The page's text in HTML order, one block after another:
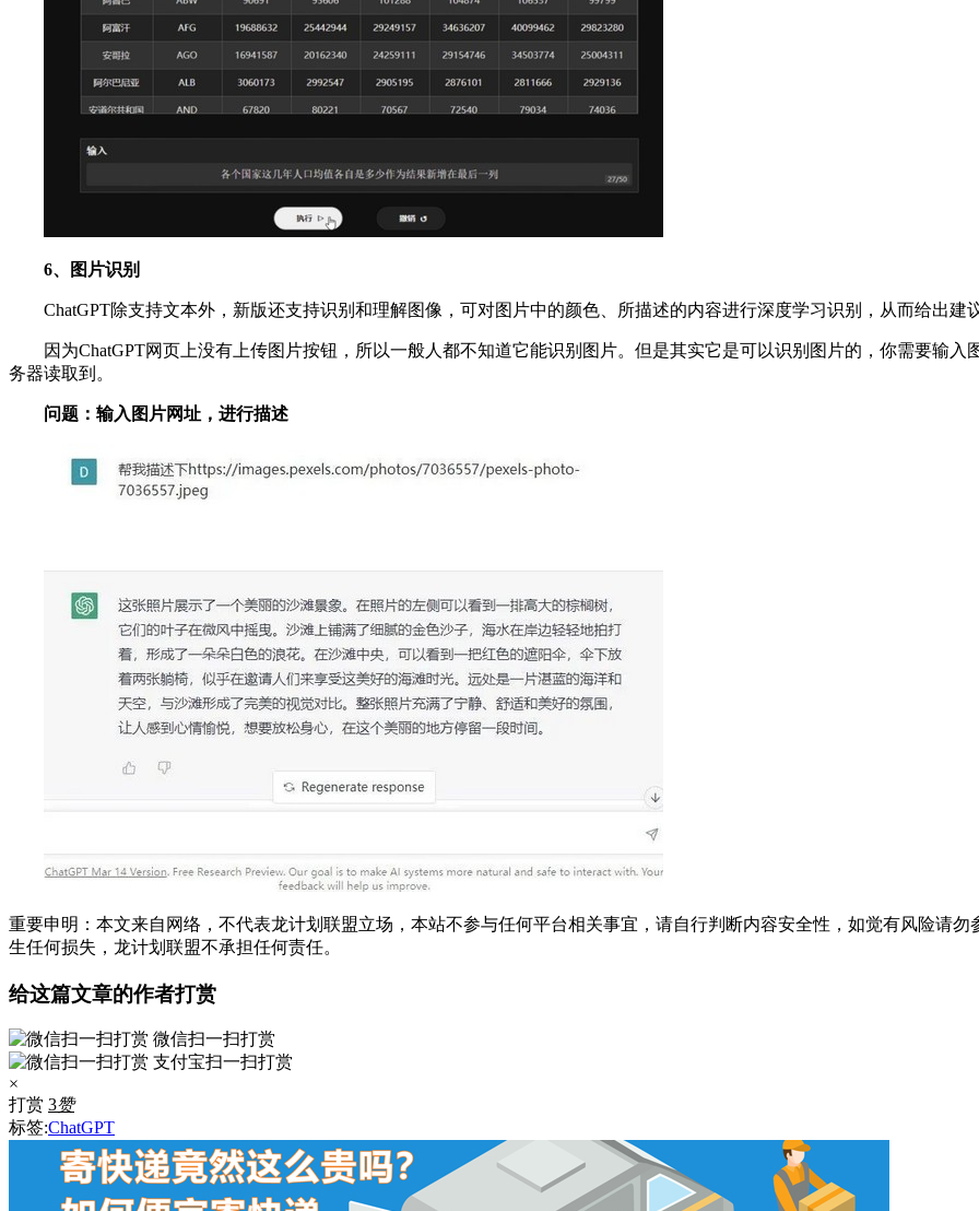
6、图片识别
ChatGPT除支持文本外，新版还支持识别和理解图像，可对图片中的颜色、所描述的内容进行深度学习识别，从而给出建议
因为ChatGPT网页上没有上传图片按钮，所以一般人都不知道它能识别图片。但是其实它是可以识别图片的，你需要输
务器读取到。
问题：输入图片网址，进行描述
重要申明：本文来自网络，不代表龙计划联盟立场，本站不参与任何平台相关事宜，请自行判断内容安全性，如觉有风险请
生任何损失，龙计划联盟不承担任何责任。
给这篇文章的作者打赏
微信扫一扫打赏
支付宝扫一扫打赏
×
打赏 3赞
标签:ChatGPT